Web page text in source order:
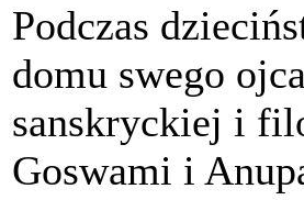
Podczas
domu swego
sanskryckiej i
Goswami i